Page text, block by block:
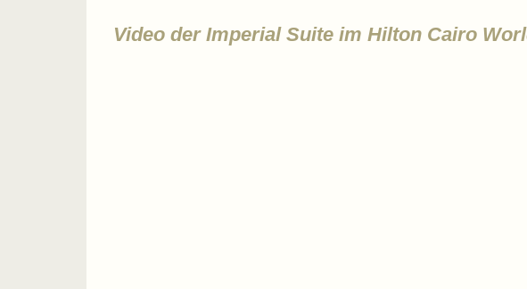
Video der Imperial Suite im Hilton Cairo